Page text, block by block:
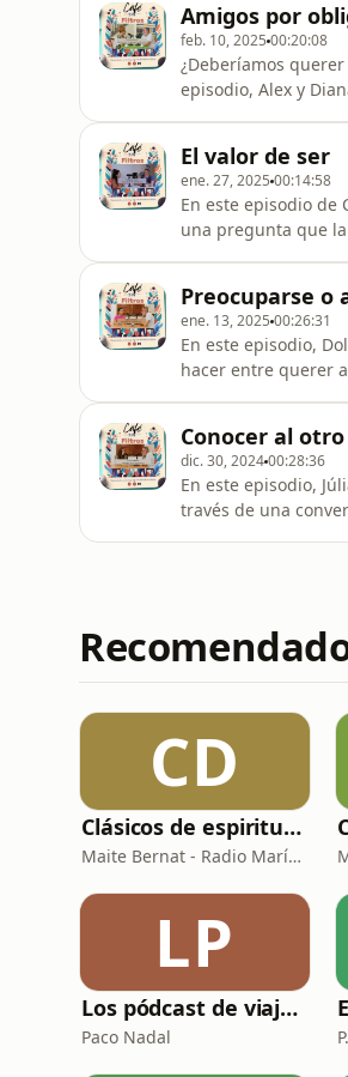
la invita a explorar
Amigos por
feb. 10, 2025 00:20:08
¿Deberíamos
episodio, Alex y
cómo estas expecta
El valor de ser
ene. 27, 2025 00:14:58
En este episodio
una pregunta que
valiosos
Preocuparse o
ene. 13, 2025 00:26:31
En este episodio,
hacer entre querer
lugar de enfocarnos
Conocer al otro
dic. 30, 202400:28:36
En este episodio,
través de una
CD
Clásicos de espiritualidad: El arte de aprovechar nuestras faltas
Maite Bernat - Radio María España
LP
Los pódcast de viajes de Paco Nadal
Paco Nadal